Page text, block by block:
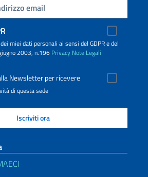
miei dati personali ai sensi del GDPR e del
2003, n.196 Privacy Note Legali
Newsletter per ricevere
di questa sede